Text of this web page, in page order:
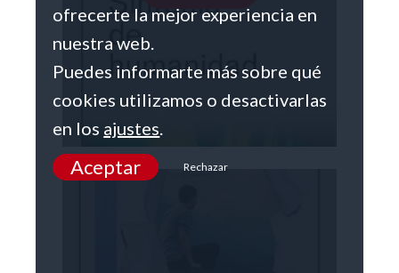
ofrecerte la mejor experiencia en
nuestra web.
Puedes informarte más sobre qué
cookies utilizamos o desactivarlas
en los ajustes.
Aceptar Rechazar